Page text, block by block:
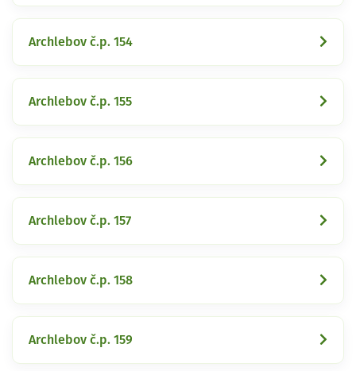
Archlebov č.p. 154
Archlebov č.p. 155
Archlebov č.p. 156
Archlebov č.p. 157
Archlebov č.p. 158
Archlebov č.p. 159